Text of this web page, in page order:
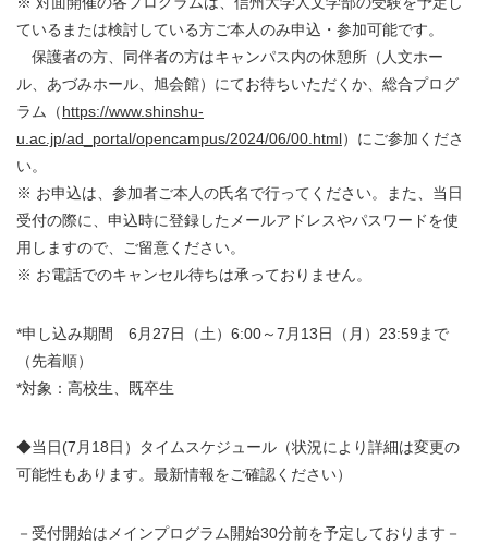
ているまたは検討している方ご本人のみ申込・参加可能です。
保護者の方、同伴者の方はキャンパス内の休憩所（人文ホー
ル、あづみホール、旭会館）にてお待ちいただくか、 総合プログ
ラム（https://www.shinshu-
u.ac.jp/ad_portal/opencampus/2024/06/00.html）にご参加くださ
い。
※ お申込は、参加者ご本人の氏名で行ってください。また、当日
受付の際に、申込時に登録したメールアドレスやパスワードを使
用しますので、ご留意ください。
※ お電話でのキャンセル待ちは承っておりません。
*申し込み期間 6月27日（土）6:00～7月13日（月）23:59まで
（先着順）
*対象：高校生、既卒生
◆当日(7月18日）タイムスケジュール（状況により詳細は変更の
可能性もあります。最新情報をご確認ください）
－受付開始はメインプログラム開始30分前を予定しております－